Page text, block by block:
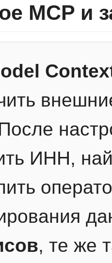
MCP и
ИНН,
, те же